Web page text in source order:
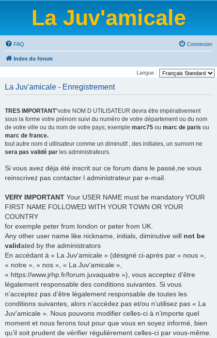
La Juv'amicale
FAQ Connexion
Index du forum
Langue :
La Juv'amicale - Enregistrement
TRES IMPORTANT"votre NOM D UTILISATEUR devra étre impérativement
sous la forme votre prénom suivi du numéro de votre département ou du nom
de votre ville ou du nom de votre pays; exemple marc75 ou marc de paris ou
marc de france.
tout autre nom d utilisateur comme un diminutif , des initiales, un surnom ne
sera pas validé par les administrateurs.
Si vous avez déja été inscrit sur ce forum dans le passé,ne vous
reinscrivez pas contacter l administrateur par e-mail.
VERY IMPORTANT Your USER NAME must be mandatory YOUR
FIRST NAME FOLLOWED WITH YOUR TOWN OR YOUR
COUNTRY
for exemple peter from london or peter from UK.
Any other user name like nickname, initials, diminutive will not be
validated by the administrators
En accédant à « La Juv'amicale » (désigné ci-après par « nous »,
« notre », « nos », « La Juv'amicale »,
« https://www.jrhp.fr/forum.juvaquatre »), vous acceptez d’être
légalement responsable des conditions suivantes. Si vous
n’acceptez pas d’être légalement responsable de toutes les
conditions suivantes, alors n’accédez pas et/ou n’utilisez pas « La
Juv'amicale ». Nous pouvons modifier celles-ci à n’importe quel
moment et nous ferons tout pour que vous en soyez informé, bien
qu’il soit prudent de vérifier régulièrement celles-ci par vous-même.